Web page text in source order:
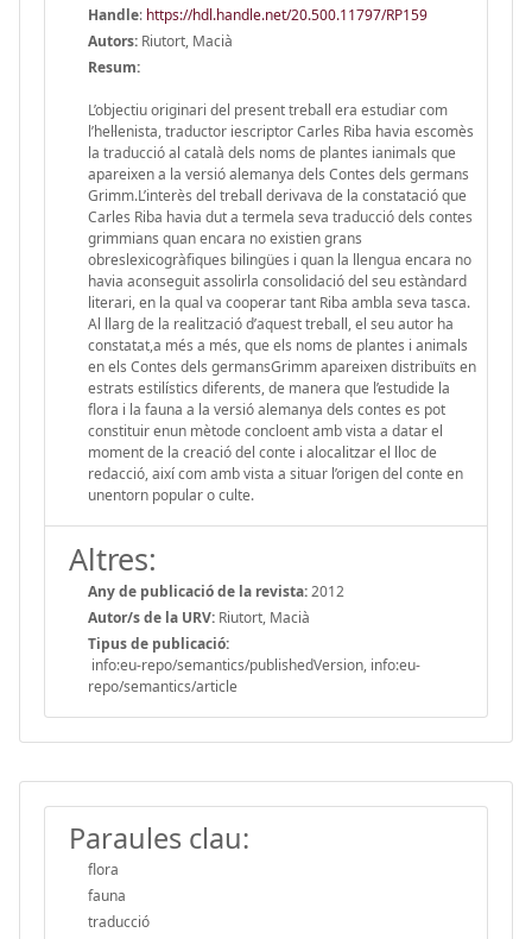
Handle: https://hdl.handle.net/20.500.11797/RP159
Autors: Riutort, Macià
Resum:
L’objectiu originari del present treball era estudiar com
l’hel·lenista, traductor iescriptor Carles Riba havia escomès
la traducció al català dels noms de plantes ianimals que
apareixen a la versió alemanya dels Contes dels germans
Grimm.L’interès del treball derivava de la constatació que
Carles Riba havia dut a termela seva traducció dels contes
grimmians quan encara no existien grans
obreslexicogràfiques bilingües i quan la llengua encara no
havia aconseguit assolirla consolidació del seu estàndard
literari, en la qual va cooperar tant Riba ambla seva tasca.
Al llarg de la realització d’aquest treball, el seu autor ha
constatat,a més a més, que els noms de plantes i animals
en els Contes dels germansGrimm apareixen distribuïts en
estrats estilístics diferents, de manera que l’estudide la
flora i la fauna a la versió alemanya dels contes es pot
constituir enun mètode concloent amb vista a datar el
moment de la creació del conte i alocalitzar el lloc de
redacció, així com amb vista a situar l’origen del conte en
unentorn popular o culte.
Altres:
Any de publicació de la revista:2012
Autor/s de la URV: Riutort, Macià
Tipus de publicació:
info:eu-repo/semantics/publishedVersion, info:eu-
repo/semantics/article
Paraules clau:
flora
fauna
traducció